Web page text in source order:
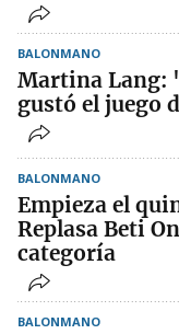
BALONMANO
Martina Lang:
gustó el juego
BALONMANO
Empieza el
Replasa Beti
categoría
BALONMANO